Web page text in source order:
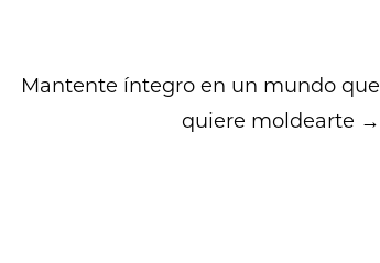
Mantente íntegro en un mundo que
quiere moldearte →